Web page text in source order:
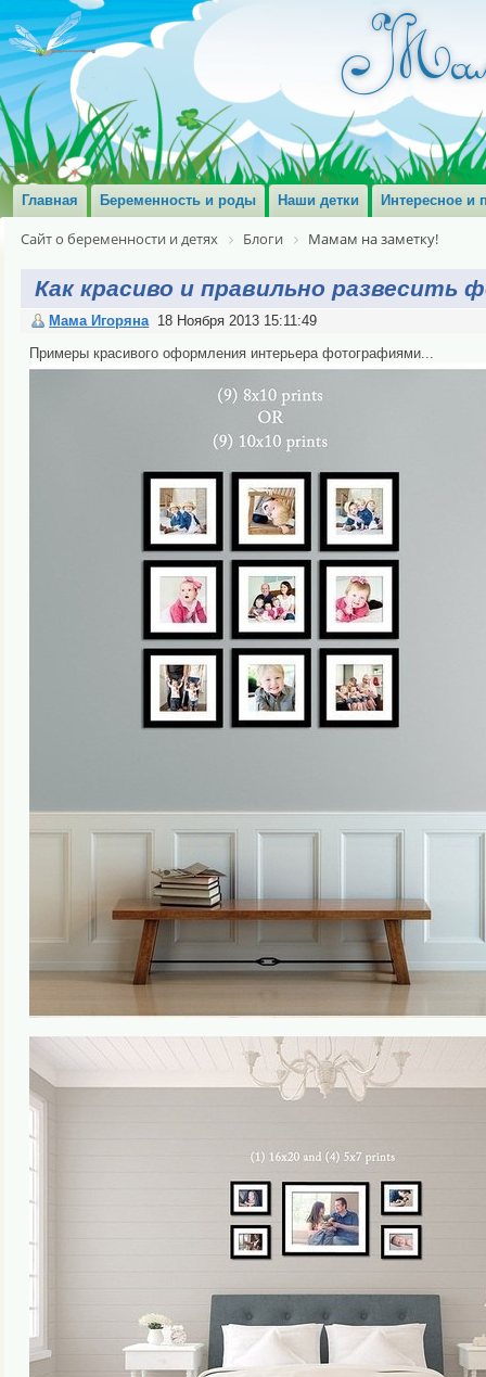
Главная Беременность и роды Наши детки Интересное и
Сайт о беременности и детях Блоги Мамам на заметку!
Как красиво и правильно развесить
Мама Игоряна 18 Ноября 2013 15:11:49
Примеры красивого оформления интерьера фотографиями...